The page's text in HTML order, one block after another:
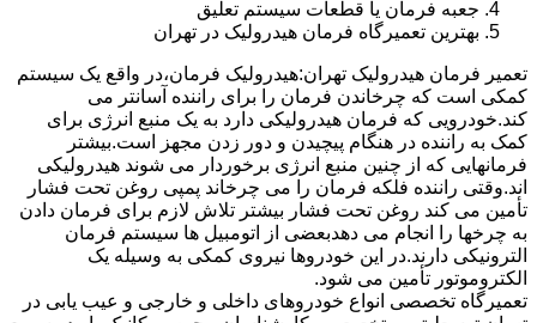
جعبه فرمان یا قطعات سیستم تعلیق
بهترین تعمیرگاه فرمان هیدرولیک در تهران
تعمیر فرمان هیدرولیک تهران:هیدرولیک فرمان،در واقع یک سیستم
کمکی است که چرخاندن فرمان را برای راننده آسانتر می
کند.خودرویی که فرمان هیدرولیکی دارد به یک منبع انرژی برای
کمک به راننده در هنگام پیچیدن و دور زدن مجهز است.بیشتر
فرمانهایی که از چنین منبع انرژی برخوردار می شوند هیدرولیکی
اند.وقتی راننده فلکه فرمان را می چرخاند پمپی روغن تحت فشار
تأمین می کند روغن تحت فشار بیشتر تلاش لازم برای فرمان دادن
به چرخها را انجام می دهدبعضی از اتومبیل ها سیستم فرمان
الترونیکی دارند.در این خودروها نیروی کمکی به وسیله یک
الکتروموتور تأمین می شود.
تعمیرگاه تخصصی انواع خودروهای داخلی و خارجی و عیب یابی در